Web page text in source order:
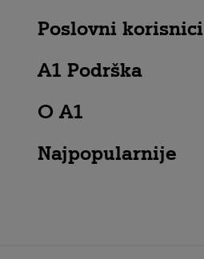
Poslovni korisnici
A1 Podrška
O A1
Najpopularnije